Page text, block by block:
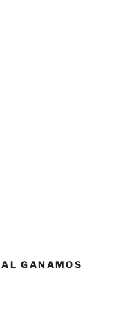
GANAMOS